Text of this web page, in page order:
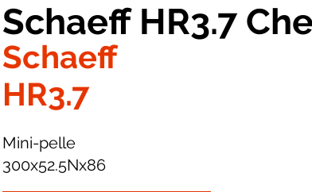
Schaeff HR3.7
Schaeff
HR3.7
Mini-pelle
300x52.5Nx86